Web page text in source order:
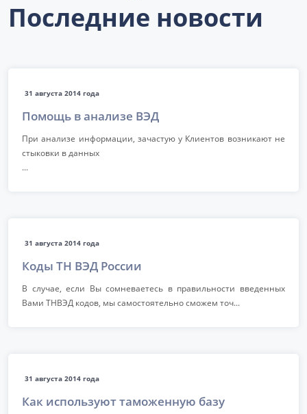
Последние новости
31 августа 2014 года
Помощь в анализе ВЭД
При анализе информации, зачастую у Клиентов возникают не
стыковки в данных
...
31 августа 2014 года
Коды ТН ВЭД России
В случае, если Вы сомневаетесь в правильности введенных
Вами ТНВЭД кодов, мы самостоятельно сможем точ...
31 августа 2014 года
Как используют таможенную базу